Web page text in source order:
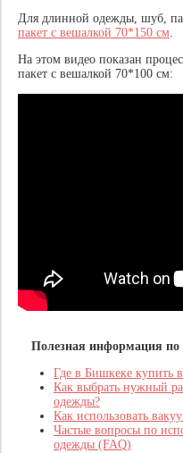
Для длинной одежды, шуб,
пакет с вешалкой 70*150 см.
На этом видео показан
пакет с вешалкой 70*100 см:
Полезная информация
Где в Бишкеке купить
Как выбрать нужный
одежды?
Как использовать
Частые вопросы по
одежды (FAQ)